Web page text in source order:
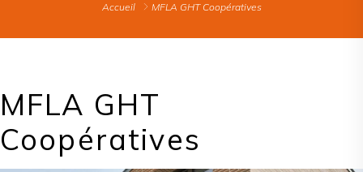
Accueil MFLA GHT Coopératives
MFLA GHT
Coopératives